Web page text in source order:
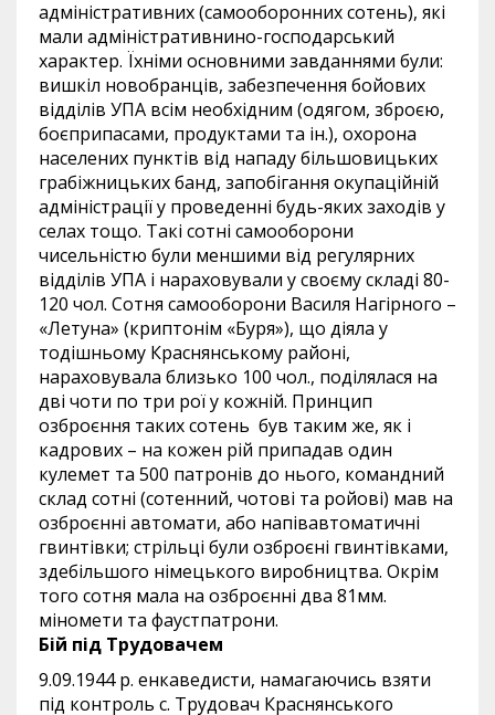
адміністративних (самооборонних сотень), які
мали адміністративнино-господарський
характер. Їхніми основними завданнями були:
вишкіл новобранців, забезпечення бойових
відділів УПА всім необхідним (одягом, зброєю,
боєприпасами, продуктами та ін.), охорона
населених пунктів від нападу більшовицьких
грабіжницьких банд, запобігання окупаційній
адміністрації у проведенні будь-яких заходів у
селах тощо. Такі сотні самооборони
чисельністю були меншими від регулярних
відділів УПА і нараховували у своєму складі 80-
120 чол. Сотня самооборони Василя Нагірного –
«Летуна» (криптонім «Буря»), що діяла у
тодішньому Краснянському районі,
нараховувала близько 100 чол., поділялася на
дві чоти по три рої у кожній. Принцип
озброєння таких сотень був таким же, як і
кадрових – на кожен рій припадав один
кулемет та 500 патронів до нього, командний
склад сотні (сотенний, чотові та ройові) мав на
озброєнні автомати, або напівавтоматичні
гвинтівки; стрільці були озброєні гвинтівками,
здебільшого німецького виробництва. Окрім
того сотня мала на озброєнні два 81мм.
міномети та фаустпатрони.
Бій під Трудовачем
9.09.1944 р. енкаведисти, намагаючись взяти
під контроль с. Трудовач Краснянського